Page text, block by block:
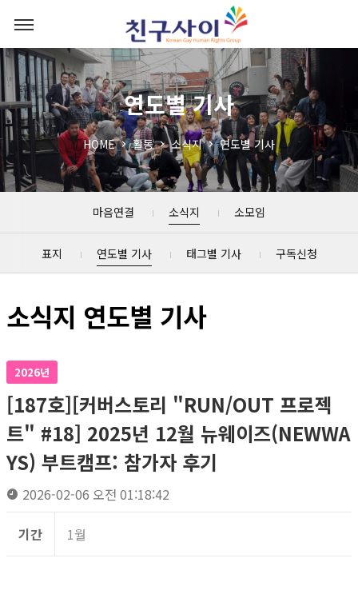
연도별 기사
HOME 활동 소식지 연도별 기사
마음연결 소식지 소모임
표지 연도별 기사 태그별 기사 구독신청
소식지 연도별 기사
2026년
[187호][커버스토리 "RUN/OUT 프로젝
트" #18] 2025년 12월 뉴웨이즈(NEWWA
YS) 부트캠프: 참가자 후기
2026-02-06 오전 01:18:42
기간 1월